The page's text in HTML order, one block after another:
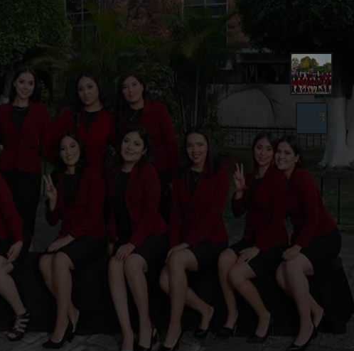
ASPIRANTES
para el ingreso al
BCENUF
Ver información